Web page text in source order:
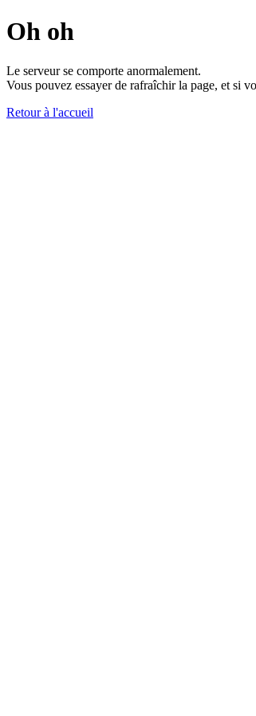
Oh oh
Le serveur se comporte anormalement.
Vous pouvez essayer de rafraîchir la page, et si
Retour à l'accueil